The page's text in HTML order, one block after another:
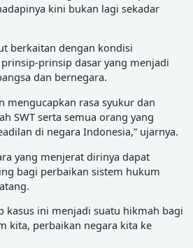
kini bukan lagi sekadar
berkaitan dengan kondisi
prinsip dasar yang menjadi
dan bernegara.
mengucapkan rasa syukur dan
SWT serta semua orang yang
di negara Indonesia,” ujarnya.
yang menjerat dirinya dapat
bagi perbaikan sistem hukum
kasus ini menjadi suatu hikmah bagi
kita, perbaikan negara kita ke